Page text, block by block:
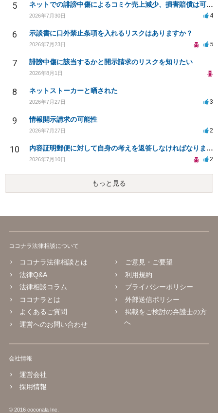
5 ネットでの誹謗中傷によるコミケ売上減少、損害賠償は可能か？
2026年7月30日 4
6 示談書に口外禁止条項を入れるリスクはありますか？
2026年7月23日 5
7 誹謗中傷に該当するかと開示請求のリスクを知りたい
2026年8月1日
8 ネットストーカーと晒された
2026年7月27日 3
9 情報開示請求の可能性
2026年7月27日 2
10 内容証明郵便に対して自身の考えを返答しなければなりませんか？
2026年7月10日 2
もっと見る
ココナラ法律相談について
ココナラ法律相談とは
法律Q&A
法律相談コラム
ココナラとは
よくあるご質問
運営へのお問い合わせ
ご意見・ご要望
利用規約
プライバシーポリシー
外部送信ポリシー
掲載をご検討の弁護士の方
へ
会社情報
運営会社
採用情報
© 2016 coconala Inc.